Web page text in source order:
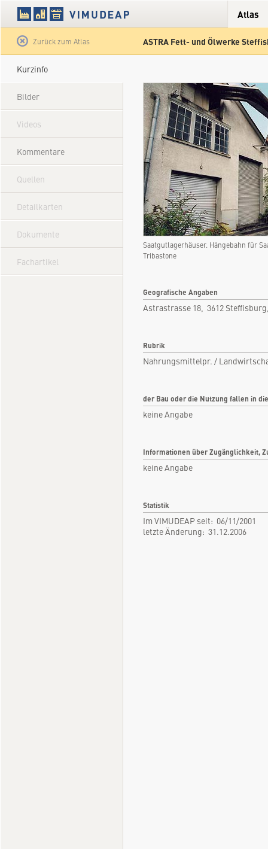
Atlas
Zurück zum Atlas ASTRA Fett- und Ölwerke
Kurzinfo
Bilder
Videos
Kommentare
Quellen
Detailkarten
Dokumente
Fachartikel
Saatgutlagerhäuser. Hängebahn für
Tribastone
Geografische Angaben
Astrastrasse 18, 3612
Rubrik
Nahrungsmittelpr. /
der Bau oder die Nutzung fallen in
keine Angabe
Informationen über Zugänglichkeit,
keine Angabe
Statistik
Im VIMUDEAP seit: 06/11/2001
letzte Änderung: 31.12.2006
Satellit Hybrid Gelände Straße